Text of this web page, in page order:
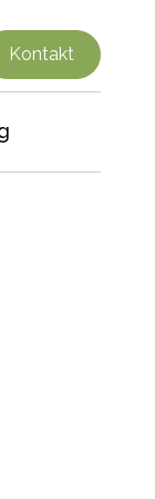
Kontakt